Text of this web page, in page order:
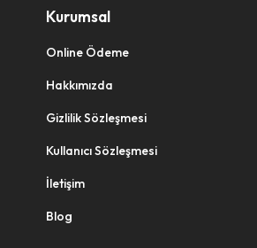
Kurumsal
Online Ödeme
Hakkımızda
Gizlilik Sözleşmesi
Kullanıcı Sözleşmesi
İletişim
Blog